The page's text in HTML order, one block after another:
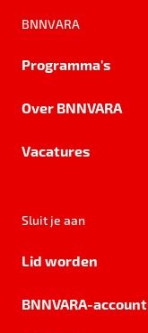
BNNVARA
Programma's
Over BNNVARA
Vacatures
Sluit je aan
Lid worden
BNNVARA-account